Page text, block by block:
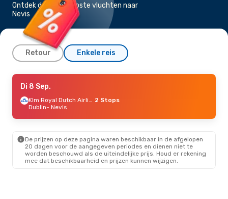
Ontdek de goedkoopste vluchten naar
Nevis
Retour Enkele reis
Ma 7 Sep.
Windward Island Airways
Direct
Sint Maarten- Nevis
Nevis- Sint Maarten
Do 3 Sep. - Vr 4 Sep.
Windward Island Airways
1 Stop
Di 8 Sep.
Klm Royal Dutch Airlines 2 Stops
Dublin- Nevis
De prijzen op deze pagina waren beschikbaar in de afgelopen
20 dagen voor de aangegeven periodes en dienen niet te
worden beschouwd als de uiteindelijke prijs. Houd er rekening
mee dat beschikbaarheid en prijzen kunnen wijzigen.